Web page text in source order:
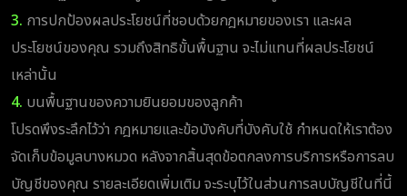
3. การปกป้องผลประโยชน์ที่ชอบด้วยกฎหมายของเรา และผล
ประโยชน์ของคุณ รวมถึงสิทธิขั้นพื้นฐาน จะไม่แทนที่ผลประโยชน์
เหล่านั้น
4. บนพื้นฐานของความยินยอมของลูกค้า
โปรดพึงระลึกไว้ว่า กฎหมายและข้อบังคับที่บังคับใช้ กำหนดให้เราต้อง
จัดเก็บข้อมูลบางหมวด หลังจากสิ้นสุดข้อตกลงการบริการหรือการลบ
บัญชีของคุณ รายละเอียดเพิ่มเติม จะระบุไว้ในส่วนการลบบัญชีในที่นี้